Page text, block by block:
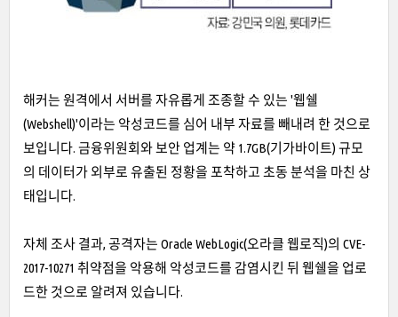
해커는 원격에서 서버를 자유롭게 조종할 수 있는 '웹쉘
(Webshell)'이라는 악성코드를 심어 내부 자료를 빼내려 한 것으로
보입니다. 금융위원회와 보안 업계는 약 1.7GB(기가바이트) 규모
의 데이터가 외부로 유출된 정황을 포착하고 초동 분석을 마친 상
태입니다.
자체 조사 결과, 공격자는 Oracle WebLogic(오라클 웹로직)의 CVE-
2017-10271 취약점을 악용해 악성코드를 감염시킨 뒤 웹쉘을 업로
드한 것으로 알려져 있습니다.